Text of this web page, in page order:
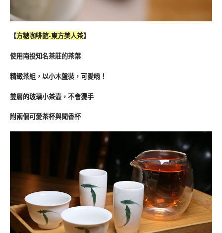
【方糖咖啡館-東方美人茶】
使用南投知名茶莊的茶葉
精緻茶組，以小木盤裝，可愛唷！
雙層的玻璃小茶壺，不會燙手
附兩個可愛茶杯與聞香杯